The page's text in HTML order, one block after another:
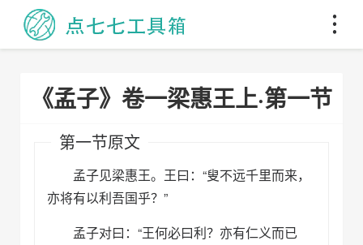
《孟子》卷一梁惠王上·第一节
第一节原文
孟子见梁惠王。王曰：“叟不远千里而来，
亦将有以利吾国乎？”
孟子对曰：“王何必曰利？亦有仁义而已